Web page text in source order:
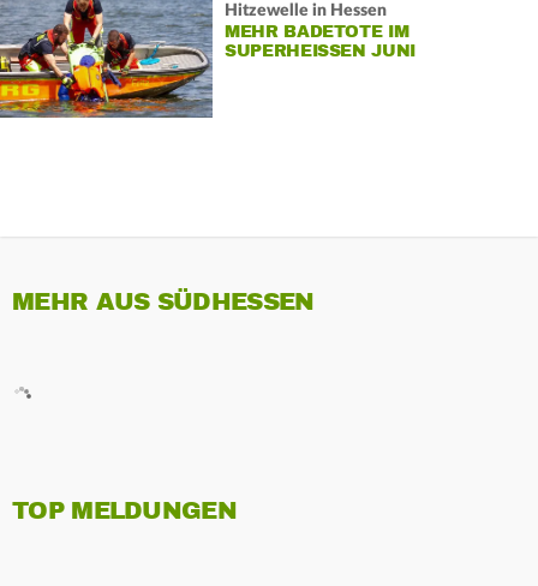
Hitzewelle in Hessen
MEHR BADETOTE IM
SUPERHEISSEN JUNI
MEHR AUS SÜDHESSEN
TOP MELDUNGEN